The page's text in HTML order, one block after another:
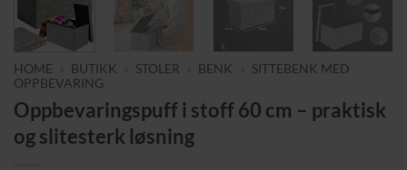
HOME BUTIKK STOLER BENK
SITTEBENK MED
OPPBEVARING
Oppbevaringspuff i stoff 60 cm – praktisk
og slitesterk løsning